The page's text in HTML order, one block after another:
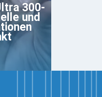
300-
und